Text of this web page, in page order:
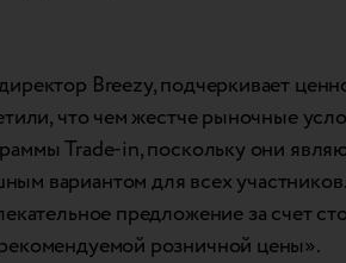
Breezy, подчеркивает
что чем жестче рыночные
Trade-in, поскольку они
вариантом для всех
предложение за счет
розничной цены».